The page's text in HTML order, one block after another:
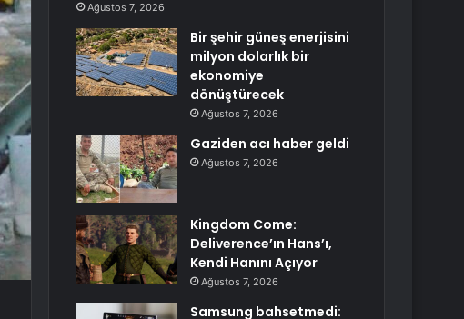
Ağustos 7, 2026
Bir şehir güneş enerjisini
milyon dolarlık bir
ekonomiye
dönüştürecek
Ağustos 7, 2026
Gaziden acı haber geldi
Ağustos 7, 2026
Kingdom Come:
Deliverence’ın Hans’ı,
Kendi Hanını Açıyor
Ağustos 7, 2026
Samsung bahsetmedi: